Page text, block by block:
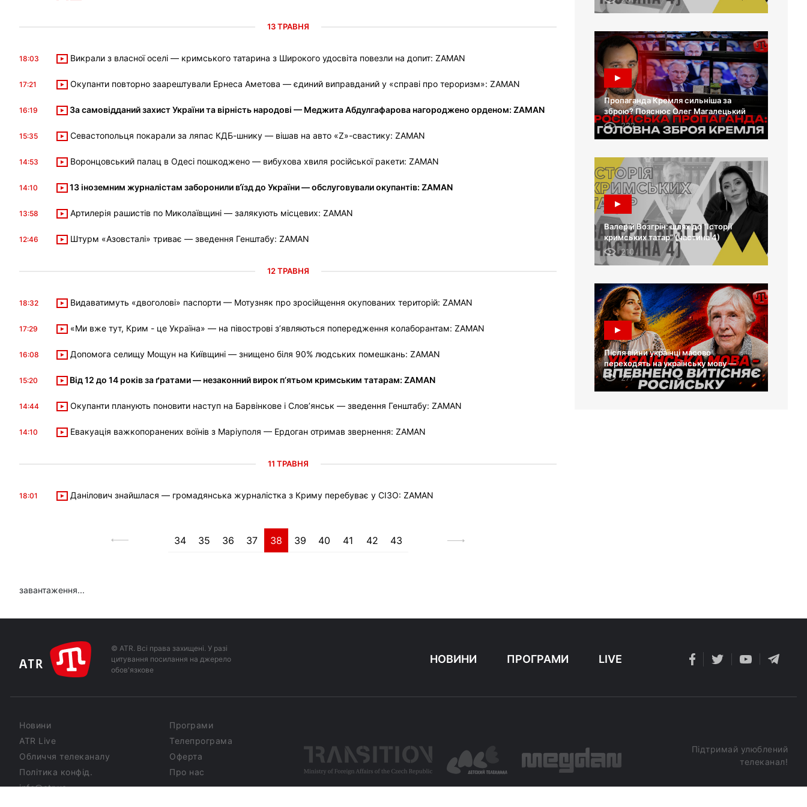
13 ТРАВНЯ
18:03 Викрали з власної оселі — кримського татарина з Широкого удосвіта повезли на допит: ZAMAN
17:21 Окупанти повторно заарештували Ернеса Аметова — єдиний виправданий у «справі про тероризм»: ZAMAN
16:19 За самовідданий захист України та вірність народові — Меджита Абдулгафарова нагороджено орденом: ZAMAN
15:35 Севастопольця покарали за ляпас КДБ-шнику — вішав на авто «Z»-свастику: ZAMAN
14:53 Воронцовський палац в Одесі пошкоджено — вибухова хвиля російської ракети: ZAMAN
14:10 13 іноземним журналістам заборонили в‘їзд до України — обслуговували окупантів: ZAMAN
13:58 Артилерія рашистів по Миколаївщині — залякують місцевих: ZAMAN
12:46 Штурм «Азовсталі» триває — зведення Генштабу: ZAMAN
12 ТРАВНЯ
18:32 Видаватимуть «двоголові» паспорти — Мотузняк про зросійщення окупованих територій: ZAMAN
17:29 «Ми вже тут, Крим - це Україна» — на півострові з’являються попередження колаборантам: ZAMAN
16:08 Допомога селищу Мощун на Київщині — знищено біля 90% людських помешкань: ZAMAN
15:20 Від 12 до 14 років за ґратами — незаконний вирок п’ятьом кримським татарам: ZAMAN
14:44 Окупанти планують поновити наступ на Барвінкове і Слов’янськ — зведення Генштабу: ZAMAN
14:10 Евакуація важкопоранених воїнів з Маріуполя — Ердоган отримав звернення: ZAMAN
11 ТРАВНЯ
18:01 Данілович знайшлася — громадянська журналістка з Криму перебуває у СІЗО: ZAMAN
34 35 36 37 38 39 40 41 42 43
Пропаганда Кремля сильніша за
зброю? Пояснює Олег Магалецький
222
Валерій Возгрін: шлях до “Історії
кримських татар” (частина 4)
210
Після війни українці масово
переходять на українську мову —
Лариса Масенко
277
завантаження...
© ATR. Всі права захищені. У разі
цитування посилання на джерело
обов'язкове
НОВИНИ ПРОГРАМИ LIVE
Новини
Програми
ATR Live
Телепрограма
Обличчя телеканалу
Оферта
Політика конфід.
Про нас
info@atr.ua
Підтримай улюблений
телеканал!